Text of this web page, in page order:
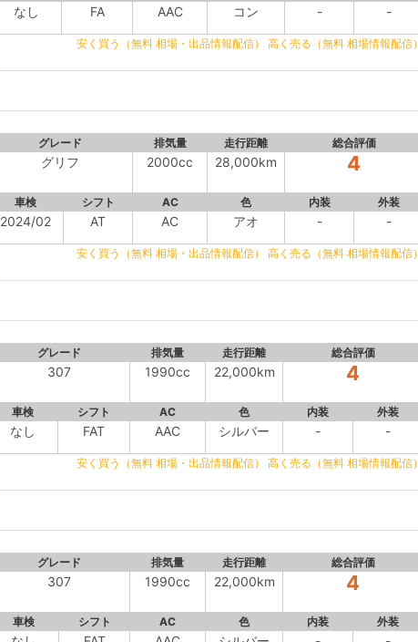
なし FA AAC コン - -
安く買う（無料 相場・出品情報配信） 高く売る（無料 相場情報配信）
グレード 排気量 走行距離 総合評価
グリフ 2000cc 28,000km 4
車検 シフト AC 色 内装 外装
2024/02 AT AC アオ - -
安く買う（無料 相場・出品情報配信） 高く売る（無料 相場情報配信）
グレード 排気量 走行距離 総合評価
307 1990cc 22,000km 4
車検 シフト AC 色 内装 外装
なし FAT AAC シルバー - -
安く買う（無料 相場・出品情報配信） 高く売る（無料 相場情報配信）
グレード 排気量 走行距離 総合評価
307 1990cc 22,000km 4
車検 シフト AC 色 内装 外装